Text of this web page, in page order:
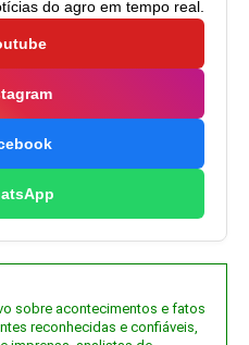
do agro em tempo real.
sobre acontecimentos e fatos
reconhecidas e confiáveis,